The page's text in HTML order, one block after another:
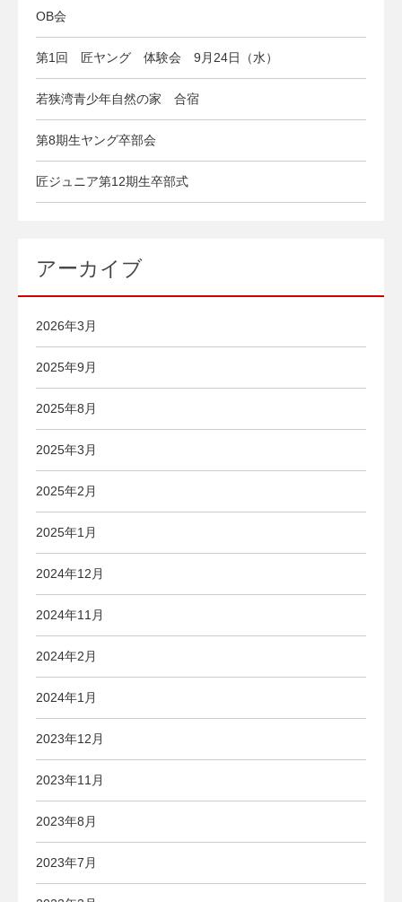
OB会
第1回 匠ヤング 体験会 9月24日（水）
若狭湾青少年自然の家 合宿
第8期生ヤング卒部会
匠ジュニア第12期生卒部式
アーカイブ
2026年3月
2025年9月
2025年8月
2025年3月
2025年2月
2025年1月
2024年12月
2024年11月
2024年2月
2024年1月
2023年12月
2023年11月
2023年8月
2023年7月